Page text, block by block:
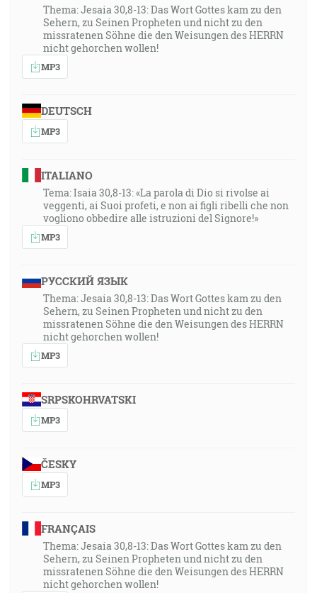
Thema: Jesaia 30,8-13: Das Wort Gottes kam zu den
Sehern, zu Seinen Propheten und nicht zu den
missratenen Söhne die den Weisungen des HERRN
nicht gehorchen wollen!
MP3
DEUTSCH
MP3
ITALIANO
Tema: Isaia 30,8-13: «La parola di Dio si rivolse ai
veggenti, ai Suoi profeti, e non ai figli ribelli che non
vogliono obbedire alle istruzioni del Signore!»
MP3
РУССКИЙ ЯЗЫК
Thema: Jesaia 30,8-13: Das Wort Gottes kam zu den
Sehern, zu Seinen Propheten und nicht zu den
missratenen Söhne die den Weisungen des HERRN
nicht gehorchen wollen!
MP3
SRPSKOHRVATSKI
MP3
ČESKY
MP3
FRANÇAIS
Thema: Jesaia 30,8-13: Das Wort Gottes kam zu den
Sehern, zu Seinen Propheten und nicht zu den
missratenen Söhne die den Weisungen des HERRN
nicht gehorchen wollen!